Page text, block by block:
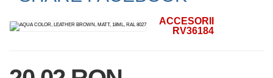
ACCESORII
RV36184